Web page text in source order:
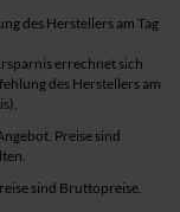
des Herstellers am Tag
errechnet sich
des Herstellers am
Preise sind
sind Bruttopreise.